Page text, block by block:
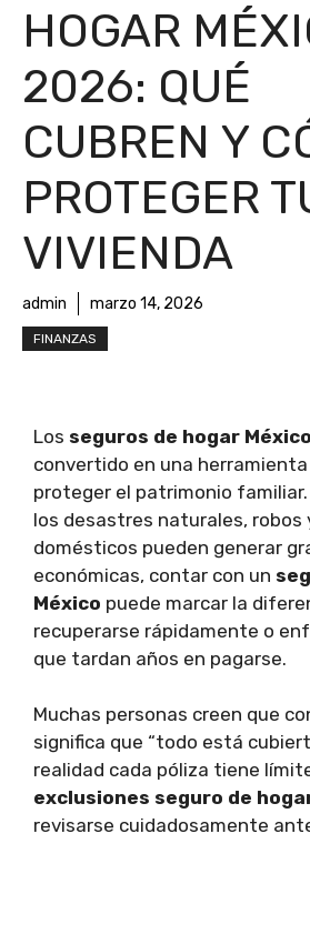
HOGAR
2026: QUÉ
CUBREN Y
PROTEGER
VIVIENDA
admin marzo 14, 2026
FINANZAS
Los seguros de hogar
convertido en una
proteger el patrimonio familiar.
los desastres naturales, robos
domésticos pueden generar
económicas, contar con un
México puede marcar la
recuperarse rápidamente o
que tardan años en pagarse.
Muchas personas creen que
significa que “todo está
realidad cada póliza tiene
exclusiones seguro de
revisarse cuidadosamente